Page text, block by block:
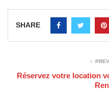
SHARE
Réservez votre location